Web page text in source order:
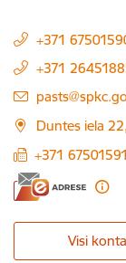
+371
+371
E-pasts:
Duntes iela
+371 67501591
Visi